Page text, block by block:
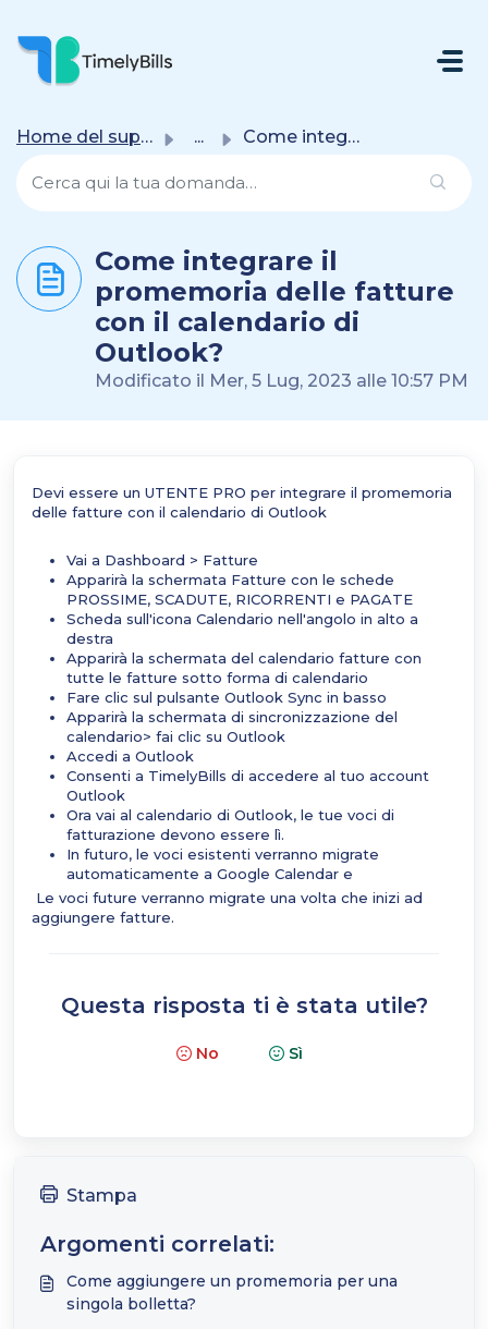
Salta Al Contenuto Principale
Home del supporto ... Come integrare il promemoria delle fatture con il calenda...
Come integrare il
promemoria delle fatture
con il calendario di
Outlook?
Modificato il Mer, 5 Lug, 2023 alle 10:57 PM
Devi essere un UTENTE PRO per integrare il promemoria
delle fatture con il calendario di Outlook
Vai a Dashboard > Fatture
Apparirà la schermata Fatture con le schede
PROSSIME, SCADUTE, RICORRENTI e PAGATE
Scheda sull'icona Calendario nell'angolo in alto a
destra
Apparirà la schermata del calendario fatture con
tutte le fatture sotto forma di calendario
Fare clic sul pulsante Outlook Sync in basso
Apparirà la schermata di sincronizzazione del
calendario> fai clic su Outlook
Accedi a Outlook
Consenti a TimelyBills di accedere al tuo account
Outlook
Ora vai al calendario di Outlook, le tue voci di
fatturazione devono essere lì.
In futuro, le voci esistenti verranno migrate
automaticamente a Google Calendar e
Le voci future verranno migrate una volta che inizi ad
aggiungere fatture.
Questa risposta ti è stata utile?
No Sì
Stampa
Argomenti correlati:
Come aggiungere un promemoria per una
singola bolletta?